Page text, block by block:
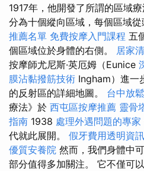
1917年，他開發了所謂的區域
分為十個縱向區域，每個區域從
推薦名單 免費按摩入門課程 五
個區域位於身體的右側。 居家
按摩師尤尼斯·英厄姆（Eunice
膜沾黏撥筋技術 Ingham）進一
的反射區的詳細地圖。 台中放
療法》於 西屯區按摩推薦 靈骨
指南 1938 處理外遇問題的專家
代就此展開。 假牙費用透明資訊
優質安養院 然而，我們身體中
部分值得多加關注。 它不僅可